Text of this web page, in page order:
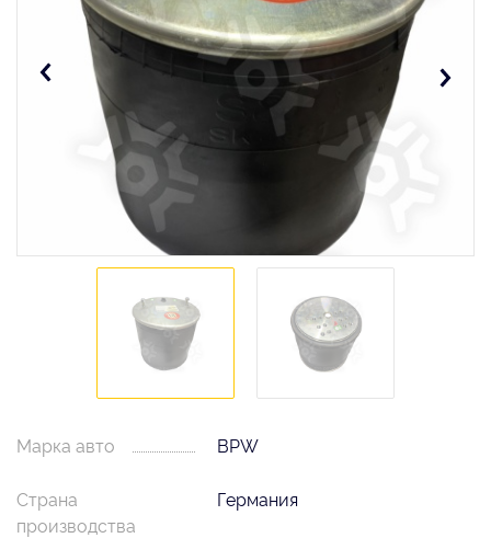
Марка авто BPW
Страна
производства
Германия